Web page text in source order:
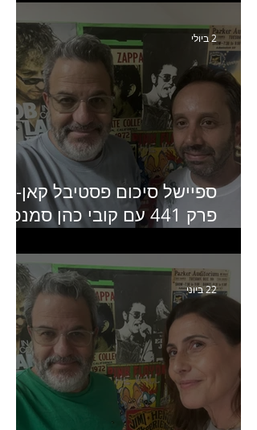
של יד2
ספיישל סיכום פסטיבל קאן-
פרק 441 עם קובי כהן
2 ביולי
22 ביוני